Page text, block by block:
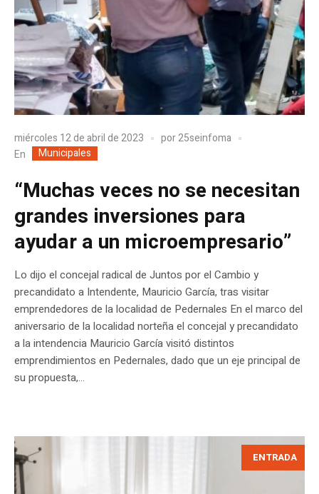
miércoles 12 de abril de 2023 por25seinfoma
En
Municipales
“Muchas veces no se necesitan
grandes inversiones para
ayudar a un microempresario”
Lo dijo el concejal radical de Juntos por el Cambio y
precandidato a Intendente, Mauricio García, tras visitar
emprendedores de la localidad de Pedernales En el marco del
aniversario de la localidad norteña el concejal y precandidato
a la intendencia Mauricio García visitó distintos
emprendimientos en Pedernales, dado que un eje principal de
su propuesta,...
ENTRADA